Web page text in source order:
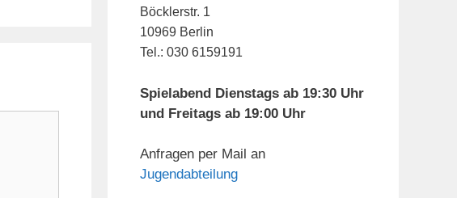
Böcklerstr. 1
10969 Berlin
Tel.: 030 6159191
Spielabend Dienstags ab 19:30 Uhr
und Freitags ab 19:00 Uhr
Anfragen per Mail an
Jugendabteilung